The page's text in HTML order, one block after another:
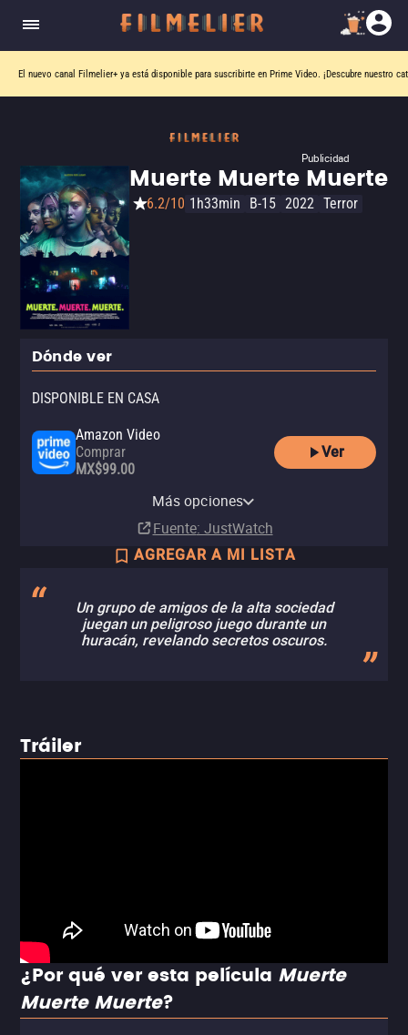
El nuevo canal Filmelier+ ya está disponible para suscribirte en Prime Video. ¡Descubre nuestro
Publicidad
Muerte Muerte Muerte
6.2/10 1h33min B-15 2022 Terror
Dónde ver
DISPONIBLE EN CASA
Amazon Video
Comprar
MX$99.00
Ver
Apple TV Store
Claro video
Más opciones
Fuente: JustWatch
AGREGAR A MI LISTA
Un grupo de amigos de la alta sociedad
juegan un peligroso juego durante un
huracán, revelando secretos oscuros.
Tráiler
¿Por qué ver esta película Muerte
Muerte Muerte?